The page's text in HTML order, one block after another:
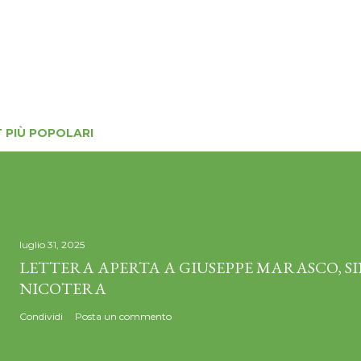
PIÙ POPOLARI
luglio 31, 2025
LETTERA APERTA A GIUSEPPE MARASCO,
NICOTERA
Condividi Posta un commento